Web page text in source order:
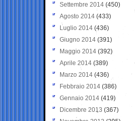
Settembre 2014 (450)
Agosto 2014 (433)
Luglio 2014 (436)
Giugno 2014 (391)
Maggio 2014 (392)
Aprile 2014 (389)
Marzo 2014 (436)
Febbraio 2014 (386)
Gennaio 2014 (419)
Dicembre 2013 (367)